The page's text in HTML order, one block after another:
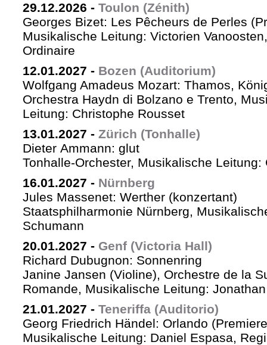
29.12.2026 - Toulon (Zénith)
Georges Bizet: Les Pêcheurs de Perles
Musikalische Leitung: Victorien
Ordinaire
12.01.2027 - Bozen (Auditorium)
Wolfgang Amadeus Mozart: Thamos,
Orchestra Haydn di Bolzano e Trento,
Leitung: Christophe Rousset
13.01.2027 - Zürich (Tonhalle)
Dieter Ammann: glut
Tonhalle-Orchester, Musikalische Leitung:
16.01.2027 - Nürnberg
Jules Massenet: Werther (konzertant)
Staatsphilharmonie Nürnberg,
Schumann
20.01.2027 - Genf (Victoria Hall)
Richard Dubugnon: Sonnenring
Janine Jansen (Violine), Orchestre de la
Romande, Musikalische Leitung:
21.01.2027 - Teneriffa (Auditorio)
Georg Friedrich Händel: Orlando
Musikalische Leitung: Daniel Espasa,